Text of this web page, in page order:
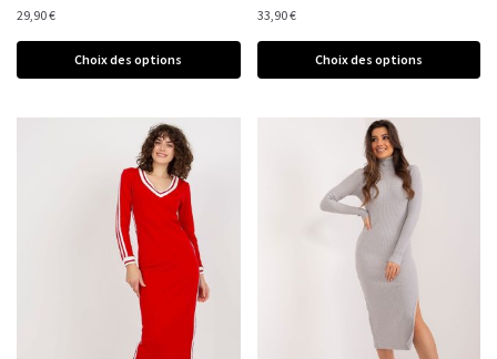
29,90€
Choix des options
33,90€
Choix des options